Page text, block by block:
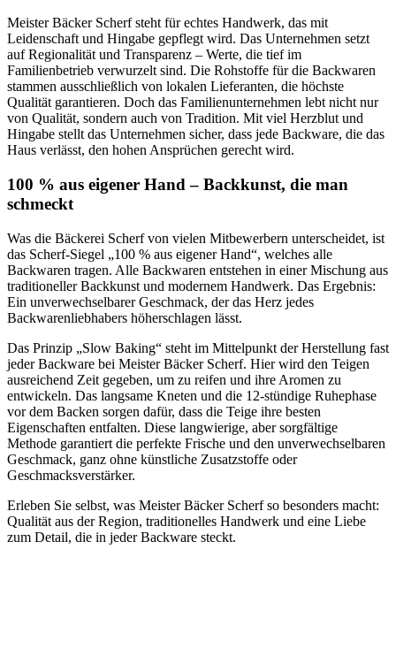
Meister Bäcker Scherf steht für echtes Handwerk, das mit
Leidenschaft und Hingabe gepflegt wird. Das Unternehmen setzt
auf Regionalität und Transparenz – Werte, die tief im
Familienbetrieb verwurzelt sind. Die Rohstoffe für die Backwaren
stammen ausschließlich von lokalen Lieferanten, die höchste
Qualität garantieren. Doch das Familienunternehmen lebt nicht nur
von Qualität, sondern auch von Tradition. Mit viel Herzblut und
Hingabe stellt das Unternehmen sicher, dass jede Backware, die das
Haus verlässt, den hohen Ansprüchen gerecht wird.
100 % aus eigener Hand – Backkunst, die man
schmeckt
Was die Bäckerei Scherf von vielen Mitbewerbern unterscheidet, ist
das Scherf-Siegel „100 % aus eigener Hand“, welches alle
Backwaren tragen. Alle Backwaren entstehen in einer Mischung aus
traditioneller Backkunst und modernem Handwerk. Das Ergebnis:
Ein unverwechselbarer Geschmack, der das Herz jedes
Backwarenliebhabers höherschlagen lässt.
Das Prinzip „Slow Baking“ steht im Mittelpunkt der Herstellung fast
jeder Backware bei Meister Bäcker Scherf. Hier wird den Teigen
ausreichend Zeit gegeben, um zu reifen und ihre Aromen zu
entwickeln. Das langsame Kneten und die 12-stündige Ruhephase
vor dem Backen sorgen dafür, dass die Teige ihre besten
Eigenschaften entfalten. Diese langwierige, aber sorgfältige
Methode garantiert die perfekte Frische und den unverwechselbaren
Geschmack, ganz ohne künstliche Zusatzstoffe oder
Geschmacksverstärker.
Erleben Sie selbst, was Meister Bäcker Scherf so besonders macht:
Qualität aus der Region, traditionelles Handwerk und eine Liebe
zum Detail, die in jeder Backware steckt.